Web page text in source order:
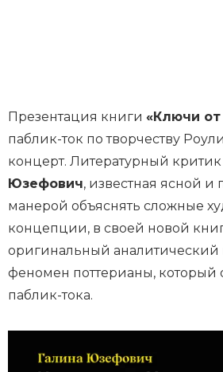
Презентация книги «Ключи от
паблик-ток по творчеству
концерт. Литературный критик
Юзефович, известная ясной и
манерой объяснять сложные
концепции, в своей новой
оригинальный аналитический
феномен поттерианы, который
паблик-тока.